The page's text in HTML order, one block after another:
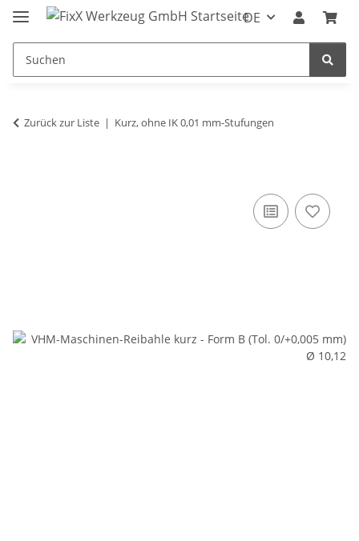
DE
Zurück zur Liste Kurz, ohne IK 0,01 mm-Stufungen